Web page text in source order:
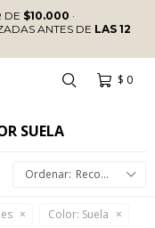
DE $10.000 ·
ANTES DE LAS 12
$ 0
SUELA
Recomendados
Color: Suela